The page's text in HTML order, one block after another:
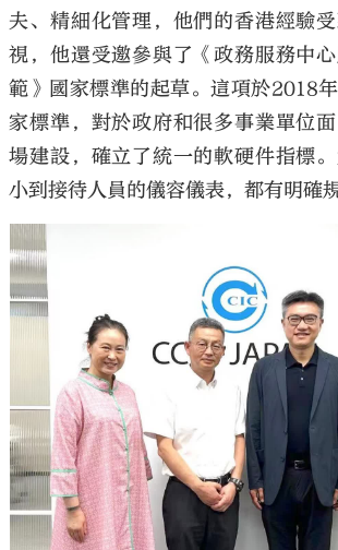
夫、精細化管理，他們的香港經驗
視，他還受邀參與了《政務服務中
範》國家標準的起草。這項於2018
家標準，對於政府和很多事業單位
場建設，確立了統一的軟硬件指標。
小到接待人員的儀容儀表，都有明確規